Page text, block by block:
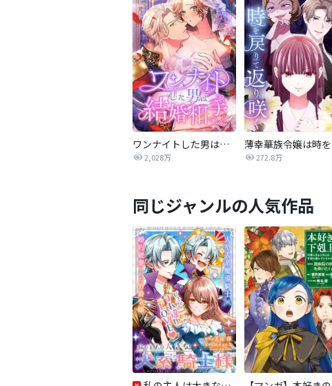
ワンナイトした男は結婚相手でした
2,028万 272.8万
同じジャンルの人気作品